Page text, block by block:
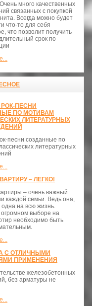
много качественных
связанных с покупкой
Всегда можно будет
что-то для себя
что позволит получить
срок по
ПЕСНИ
ПО МОТИВАМ
ЛИТЕРАТУРНЫХ
песни созданные по
литературных
– ЛЕГКО!
– очень важный
каждой семьи. Ведь она,
на всю жизнь.
огромном выборе на
необходимо быть
С ОТЛИЧНЫМИ
ПРИМЕНЕНИЯ
железобетонных
без арматуры не